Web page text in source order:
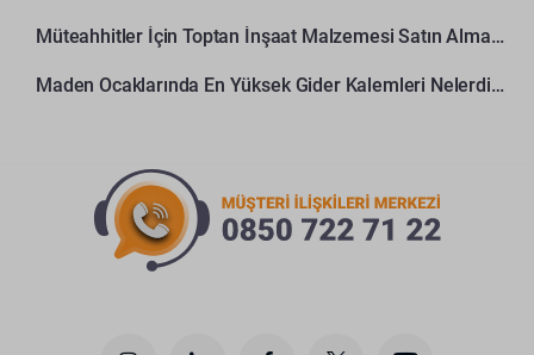
Müteahhitler İçin Toptan İnşaat Malzemesi Satın Alma Rehberi
Maden Ocaklarında En Yüksek Gider Kalemleri Nelerdir?